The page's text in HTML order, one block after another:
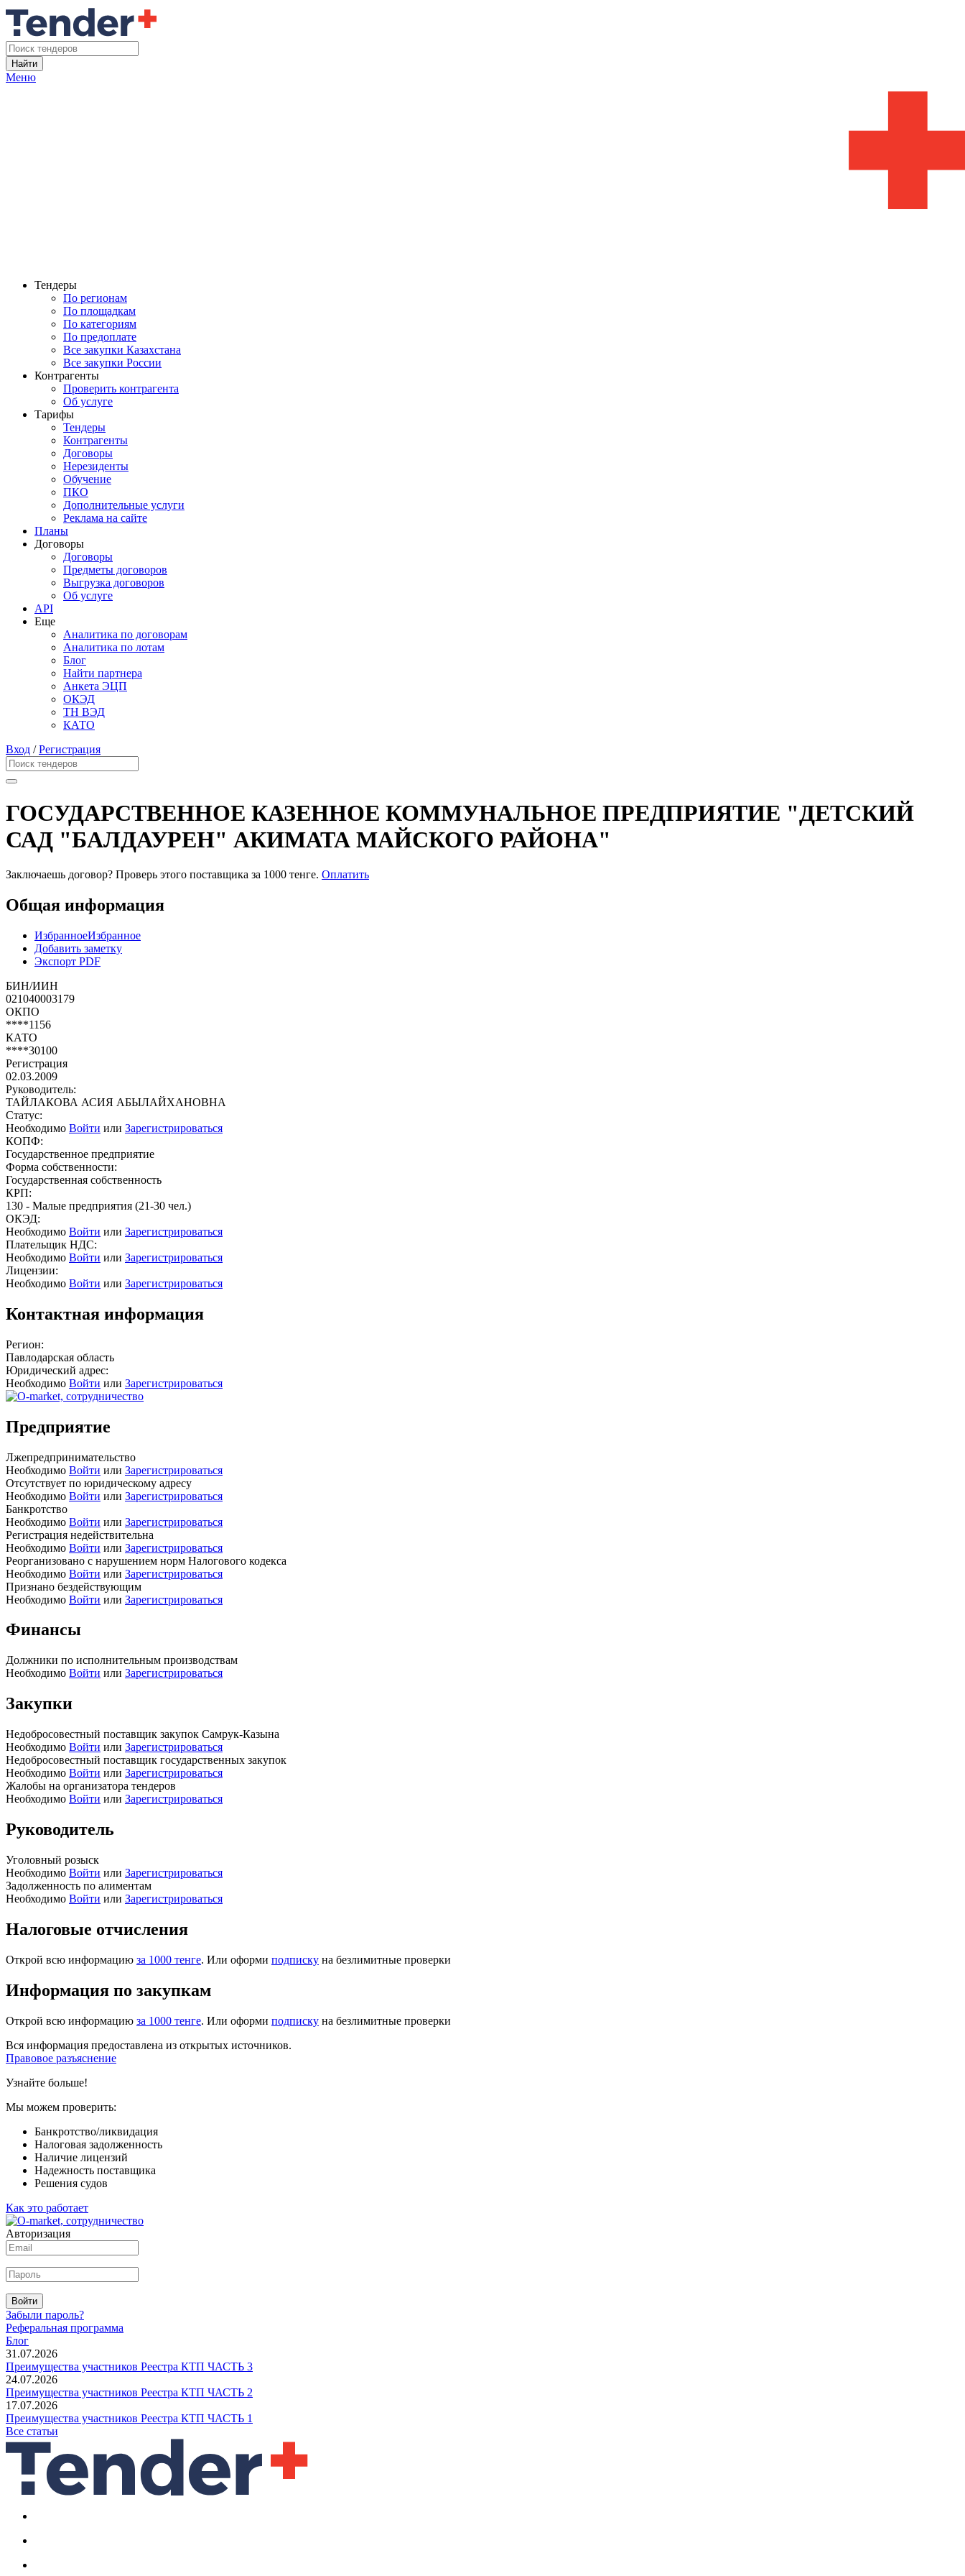
Найти
Меню
Тендеры
По регионам
По площадкам
По категориям
По предоплате
Все закупки Казахстана
Все закупки России
Контрагенты
Проверить контрагента
Об услуге
Тарифы
Тендеры
Контрагенты
Договоры
Нерезиденты
Обучение
ПКО
Дополнительные услуги
Реклама на сайте
Планы
Договоры
Договоры
Предметы договоров
Выгрузка договоров
Об услуге
API
Еще
Аналитика по договорам
Аналитика по лотам
Блог
Найти партнера
Анкета ЭЦП
ОКЭД
ТН ВЭД
КАТО
Вход /Регистрация
ГОСУДАРСТВЕННОЕ КАЗЕННОЕ КОММУНАЛЬНОЕ ПРЕДПРИЯТИЕ "ДЕТСКИЙ
САД "БАЛДАУРЕН" АКИМАТА МАЙСКОГО РАЙОНА"
Заключаешь договор? Проверь этого поставщика за 1000 тенге. Оплатить
Общая информация
ИзбранноеИзбранное
Добавить заметку
Экспорт PDF
БИН/ИИН
021040003179
ОКПО
****1156
КАТО
****30100
Регистрация
02.03.2009
Руководитель:
ТАЙЛАКОВА АСИЯ АБЫЛАЙХАНОВНА
Статус:
Необходимо Войти или Зарегистрироваться
КОПФ:
Государственное предприятие
Форма собственности:
Государственная собственность
КРП:
130 - Малые предприятия (21-30 чел.)
ОКЭД:
Необходимо Войти или Зарегистрироваться
Плательщик НДС:
Необходимо Войти или Зарегистрироваться
Лицензии:
Необходимо Войти или Зарегистрироваться
Контактная информация
Регион:
Павлодарская область
Юридический адрес:
Необходимо Войти или Зарегистрироваться
Предприятие
Лжепредпринимательство
Необходимо Войти или Зарегистрироваться
Отсутствует по юридическому адресу
Необходимо Войти или Зарегистрироваться
Банкротство
Необходимо Войти или Зарегистрироваться
Регистрация недействительна
Необходимо Войти или Зарегистрироваться
Реорганизовано с нарушением норм Налогового кодекса
Необходимо Войти или Зарегистрироваться
Признано бездействующим
Необходимо Войти или Зарегистрироваться
Финансы
Должники по исполнительным производствам
Необходимо Войти или Зарегистрироваться
Закупки
Недобросовестный поставщик закупок Самрук-Казына
Необходимо Войти или Зарегистрироваться
Недобросовестный поставщик государственных закупок
Необходимо Войти или Зарегистрироваться
Жалобы на организатора тендеров
Необходимо Войти или Зарегистрироваться
Руководитель
Уголовный розыск
Необходимо Войти или Зарегистрироваться
Задолженность по алиментам
Необходимо Войти или Зарегистрироваться
Налоговые отчисления
Открой всю информацию за 1000 тенге. Или оформи подписку на безлимитные проверки
Информация по закупкам
Открой всю информацию за 1000 тенге. Или оформи подписку на безлимитные проверки
Вся информация предоставлена из открытых источников.
Правовое разъяснение
Узнайте больше!
Мы можем проверить:
Банкротство/ликвидация
Налоговая задолженность
Наличие лицензий
Надежность поставщика
Решения судов
Как это работает
Авторизация
Войти
Забыли пароль?
Реферальная программа
Блог
31.07.2026
Преимущества участников Реестра КТП ЧАСТЬ 3
24.07.2026
Преимущества участников Реестра КТП ЧАСТЬ 2
17.07.2026
Преимущества участников Реестра КТП ЧАСТЬ 1
Все статьи